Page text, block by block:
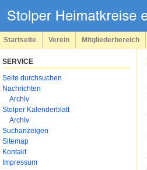
überspringen
Startseite Verein Mitgliederbereich
SERVICE
Navigation
überspringen
Seite durchsuchen
Nachrichten
Archiv
Stolper Kalenderblatt
Archiv
Suchanzeigen
Sitemap
Kontakt
Impressum